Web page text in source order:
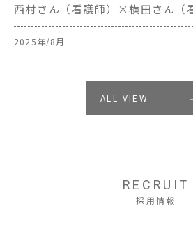
西村さん（看護師）×横田さん（
2025年/8月
ALL VIEW
RECRUIT
採用情報